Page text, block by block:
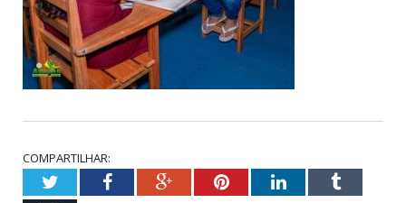
COMPARTILHAR:
TwitterFacebookGoogle+PinterestLinkedInTumblr